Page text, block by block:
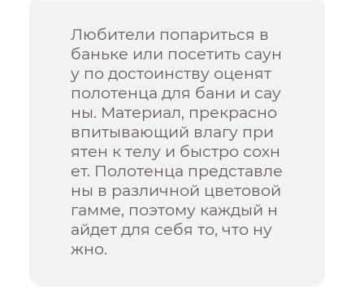
Любители попариться в
баньке или посетить саун
у по достоинству оценят
полотенца для бани и сау
ны. Материал, прекрасно
впитывающий влагу при
ятен к телу и быстро сохн
ет. Полотенца представле
ны в различной цветовой
гамме, поэтому каждый н
айдет для себя то, что ну
жно.